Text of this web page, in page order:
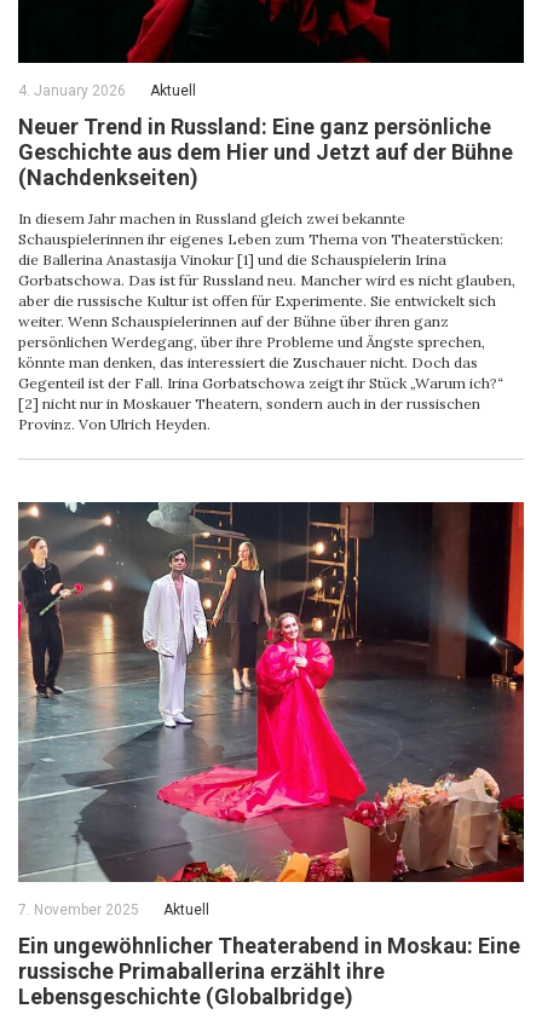
4. January 2026 Aktuell
Neuer Trend in Russland: Eine ganz persönliche
Geschichte aus dem Hier und Jetzt auf der Bühne
(Nachdenkseiten)
In diesem Jahr machen in Russland gleich zwei bekannte
Schauspielerinnen ihr eigenes Leben zum Thema von Theaterstücken:
die Ballerina Anastasija Vinokur [1] und die Schauspielerin Irina
Gorbatschowa. Das ist für Russland neu. Mancher wird es nicht glauben,
aber die russische Kultur ist offen für Experimente. Sie entwickelt sich
weiter. Wenn Schauspielerinnen auf der Bühne über ihren ganz
persönlichen Werdegang, über ihre Probleme und Ängste sprechen,
könnte man denken, das interessiert die Zuschauer nicht. Doch das
Gegenteil ist der Fall. Irina Gorbatschowa zeigt ihr Stück „Warum ich?“
[2] nicht nur in Moskauer Theatern, sondern auch in der russischen
Provinz. Von Ulrich Heyden.
7. November 2025 Aktuell
Ein ungewöhnlicher Theaterabend in Moskau: Eine
russische Primaballerina erzählt ihre
Lebensgeschichte (Globalbridge)